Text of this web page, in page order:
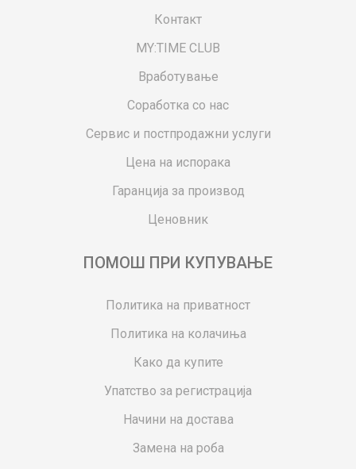
Контакт
MY:TIME CLUB
Вработување
Соработка со нас
Сервис и постпродажни услуги
Цена на испорака
Гаранција за производ
Ценовник
ПОМОШ ПРИ КУПУВАЊЕ
Политика на приватност
Политика на колачиња
Како да купите
Упатство за регистрација
Начини на достава
Замена на роба